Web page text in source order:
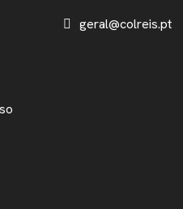
geral@colreis.pt